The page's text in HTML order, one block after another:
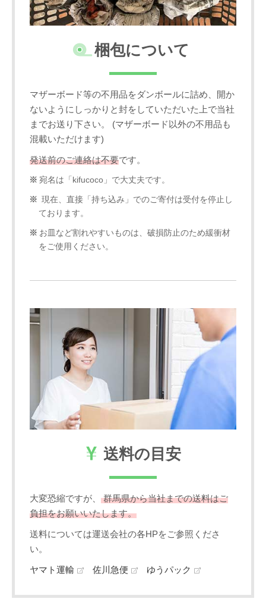
梱包について
マザーボード等の不用品をダンボールに詰め、開か
ないようにしっかりと封をしていただいた上で当社
までお送り下さい。 (マザーボード以外の不用品も
混載いただけます)
発送前のご連絡は不要です。
宛名は「kifucoco」で大丈夫です。
現在、直接「持ち込み」でのご寄付は受付を停止し
ております。
お皿など割れやすいものは、破損防止のため緩衝材
をご使用ください。
送料の目安
大変恐縮ですが、 群馬県から当社までの送料はご
負担をお願いいたします。
送料については運送会社の各HPをご参照くださ
い。
ヤマト運輸 佐川急便 ゆうパック